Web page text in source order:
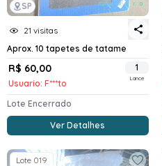
SP
21 visitas
Aprox. 10 tapetes de tatame
R$ 60,00
Usuario: F***to
1
Lance
Lote Encerrado
Ver Detalhes
Lote 019